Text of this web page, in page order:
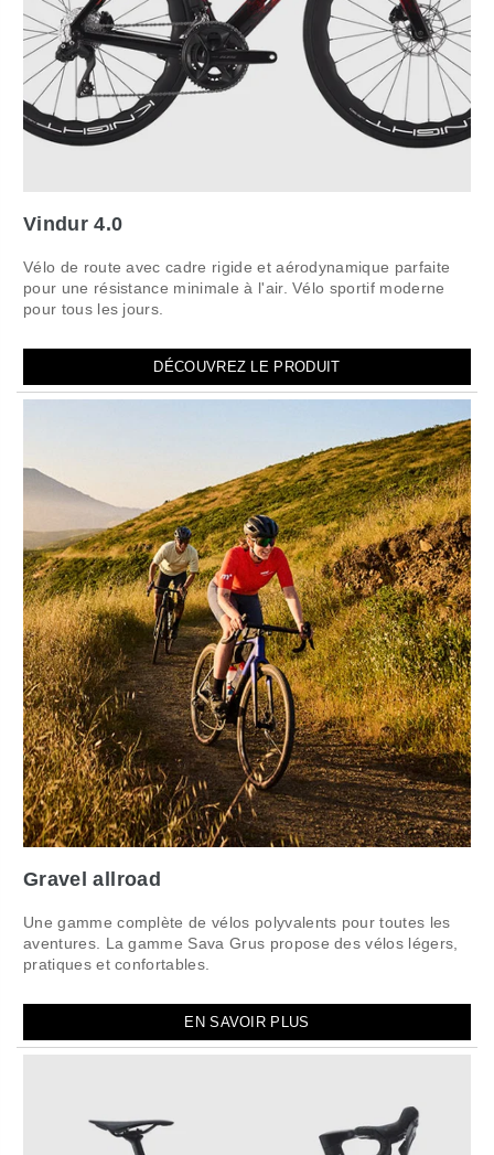
Vindur 4.0
Vélo de route avec cadre rigide et aérodynamique parfaite
pour une résistance minimale à l'air. Vélo sportif moderne
pour tous les jours.
DÉCOUVREZ LE PRODUIT
Gravel allroad
Une gamme complète de vélos polyvalents pour toutes les
aventures. La gamme Sava Grus propose des vélos légers,
pratiques et confortables.
EN SAVOIR PLUS